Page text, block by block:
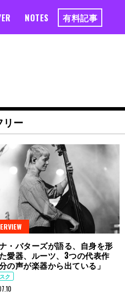
NOTES 有料記事
リー
・バターズが語る、自身を形
愛器、ルーツ、3つの代表作
分の声が楽器から出ている」
ク